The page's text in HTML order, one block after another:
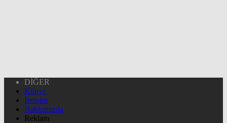
DİĞER
Künye
İletişim
Hakkımızda
Reklam